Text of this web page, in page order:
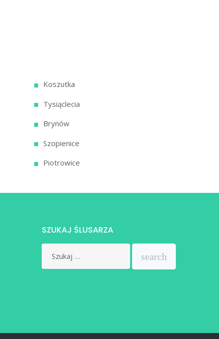
Koszutka
Tysiąclecia
Brynów
Szopienice
Piotrowice
SZUKAJ ŚLUSARZA
search